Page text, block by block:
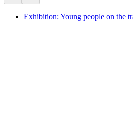
Exhibition: Young people on the